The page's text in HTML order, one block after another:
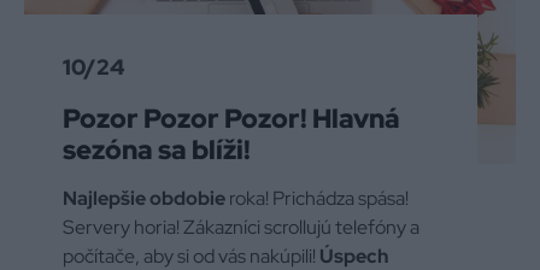
10/24
Pozor Pozor Pozor! Hlavná
sezóna sa blíži!
Najlepšie obdobieroka! Prichádza spása!
Servery horia! Zákazníci scrollujú telefóny a
počítače, aby si od vás nakúpili! Úspech